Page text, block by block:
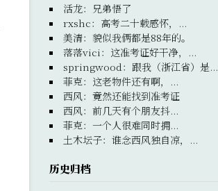
活龙： 兄弟悟了
rxshc： 高考二十载感怀，...
美清： 貌似我俩都是88年的。
落落vici ： 这准考证好干净，...
springwood ： 跟我（浙江省）是...
菲克： 这老物件还有啊，...
西风： 竟然还能找到准考证
西风： 前几天有个朋友抖...
菲克： 一个人很难同时拥...
土木坛子： 谁念西风独自凉，...
历史归档